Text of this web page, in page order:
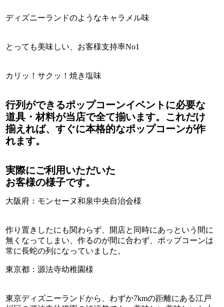
ディズニーランドのようなキャラメル味
とっても美味しい、お客様支持率No1
カリッ！サクッ！焼き塩味
行列ができるポップコーンイベントに必要な
道具・材料が当店で全て揃います。これだけ
揃えれば、すぐに本格的なポップコーンが作
れます。
実際にご利用いただいた
お客様の様子です。
大阪府：モンセーヌ和泉中央自治会様
作り置きしたにも関わらず、開店と同時にあっという間に
無くなってしまい、作るのが間に合わず、ポップコーンは
常に長蛇の列になっていました。
東京都：源法寺幼稚園様
東京ディズニーランドから、わずか7kmの距離にある江戸